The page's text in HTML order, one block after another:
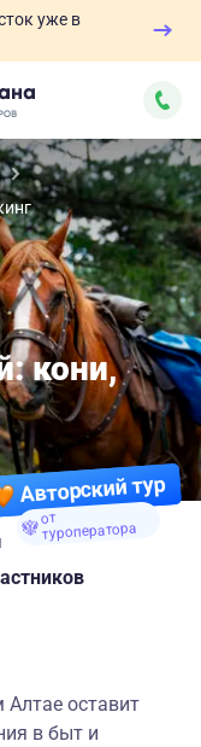
уже в
Авторский тур
от
туроператора
кони,
оставит
в быт и